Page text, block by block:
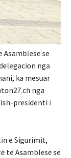
se
nga
ka mesuar
nga
ish-presidenti i
e Sigurimit,
të Asamblesë së